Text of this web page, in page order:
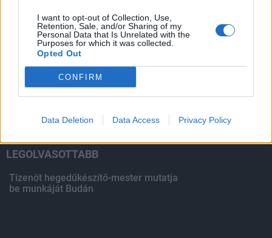
I want to opt-out of Collection, Use,
Retention, Sale, and/or Sharing of my
Personal Data that Is Unrelated with the
Purposes for which it was collected.
Opted Out
CONFIRM
Data Deletion Data Access Privacy Policy
HIRDETÉS
HIRDETÉS
LEGOLVASOTTABB
Tizenöt hegedűkészítő-mester mutatja
be munkáját Budán